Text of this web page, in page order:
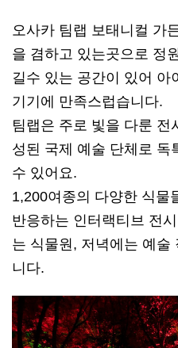
오사카 팀랩 보태니컬 가
을 겸하고 있는곳으로 정
길수 있는 공간이 있어 아
기기에 만족스럽습니다.
팀랩은 주로 빛을 다룬 전
성된 국제 예술 단체로 독
수 있어요.
1,200여종의 다양한 식물
반응하는 인터랙티브 전
는 식물원, 저녁에는 예술
니다.